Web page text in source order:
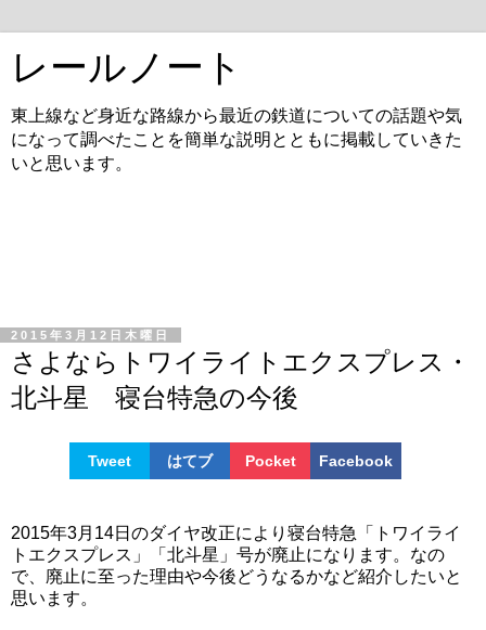
レールノート
東上線など身近な路線から最近の鉄道についての話題や気
になって調べたことを簡単な説明とともに掲載していきた
いと思います。
2015年3月12日木曜日
さよならトワイライトエクスプレス・
北斗星 寝台特急の今後
Tweet はてブ Pocket Facebook
2015年3月14日のダイヤ改正により寝台特急「トワイライ
トエクスプレス」「北斗星」号が廃止になります。なの
で、廃止に至った理由や今後どうなるかなど紹介したいと
思います。